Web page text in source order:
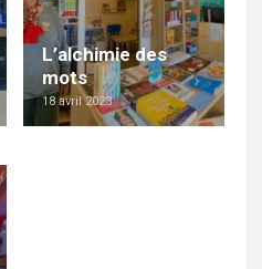
L’alchimie des
mots
18 avril 2023